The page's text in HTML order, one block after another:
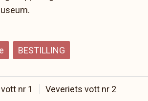
BESTILLING
nr 1 Veveriets vott nr 2